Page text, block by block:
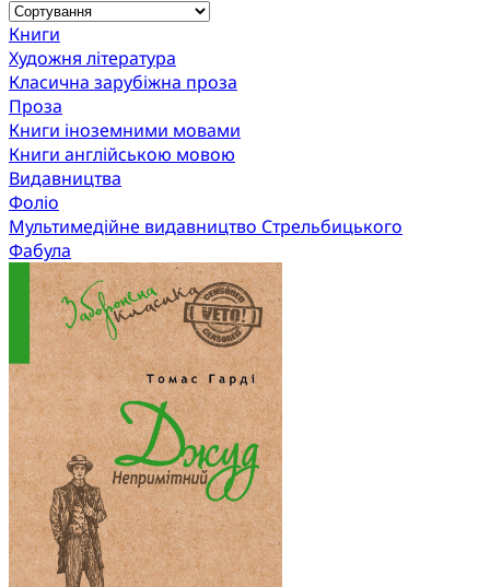
Книги
Художня література
Класична зарубіжна проза
Проза
Книги іноземними мовами
Книги англійською мовою
Видавництва
Фоліо
Мультимедійне видавництво Стрельбицького
Фабула